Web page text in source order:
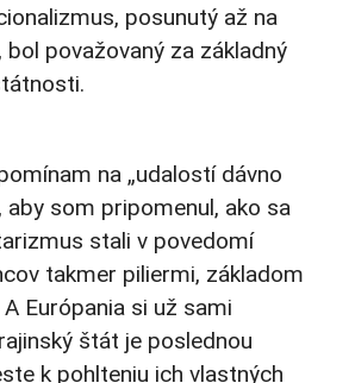
posunutý až na
bol považovaný za základný
na „udalostí dávno
aby som pripomenul, ako sa
stali v povedomí
takmer piliermi, základom
Európania si už sami
štát je poslednou
k pohlteniu ich vlastných